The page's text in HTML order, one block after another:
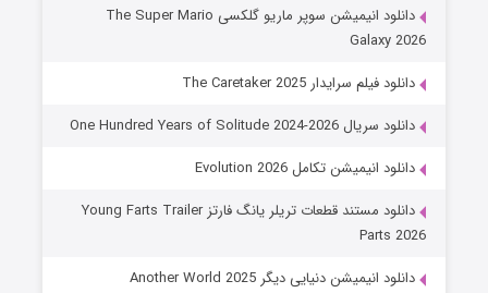
دانلود انیمیشن سوپر ماریو گلکسی The Super Mario
Galaxy 2026
دانلود فیلم سرایدار The Caretaker 2025
دانلود سریال One Hundred Years of Solitude 2024-2026
دانلود انیمیشن تکامل Evolution 2026
دانلود مستند قطعات تریلر یانگ فارتز Young Farts Trailer
Parts 2026
دانلود انیمیشن دنیایی دیگر Another World 2025